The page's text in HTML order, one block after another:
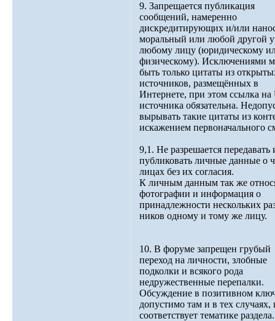
9. Запрещается публикация
сообщений, намеренно
дискредитирующих и/или
моральный или любой другой
любому лицу (юридическому
физическому). Исключениями
быть только цитаты из
источников, размещённых в
Интернете, при этом ссылка на
источника обязательна.
вырывать такие цитаты из
искажением первоначального
9,1. Не разрешается передавать
публиковать личные данные о
лицах без их согласия.
К личным данным так же
фотографии и информация о
принадлежности нескольких
ников одному и тому же лицу.
10. В форуме запрещен грубый
переход на личности, злобные
подколки и всякого рода
недружественные перепалки.
Обсуждение в позитивном
допустимо там и в тех случаях,
соответствует тематике раздела.